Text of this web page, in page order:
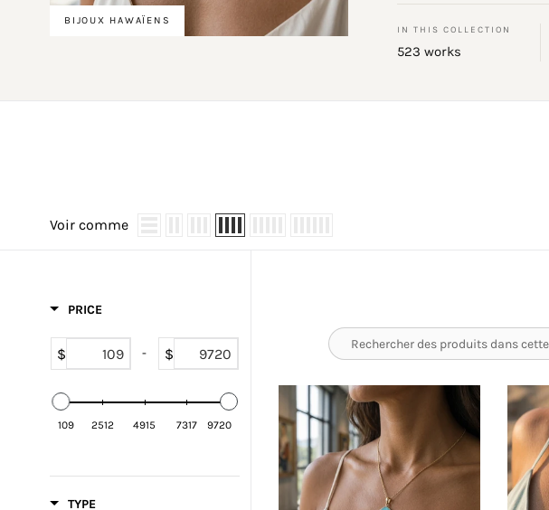
BIJOUX HAWAÏENS
IN THIS COLLECTION
523 works
Voir comme
PRICE
$ - $
109 2512 4915 7317 9720
TYPE